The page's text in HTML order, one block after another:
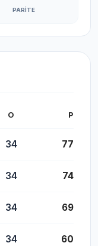
PARITE
O P
34 77
34 74
34 69
34 60